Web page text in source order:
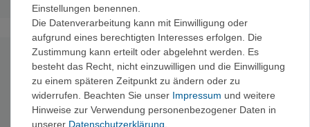
Produktvideo
Einstellungen benennen.
Die Datenverarbeitung kann mit Einwilligung oder
aufgrund eines berechtigten Interesses erfolgen. Die
Zustimmung kann erteilt oder abgelehnt werden. Es
besteht das Recht, nicht einzuwilligen und die Einwilligung
zu einem späteren Zeitpunkt zu ändern oder zu
widerrufen. Beachten Sie unser Impressum und weitere
Hinweise zur Verwendung personenbezogener Daten in
unserer Daten­schutz­erklärung